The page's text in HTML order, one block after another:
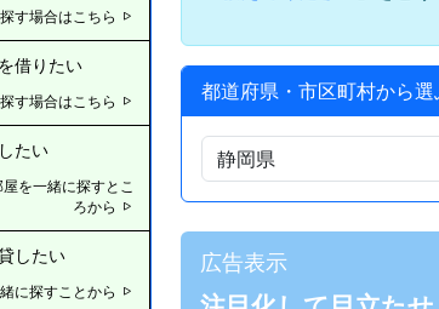
す場合はこちら
借りたい
す場合はこちら
たい
を一緒に探すとこ
ろから
したい
に探すことから
都道府県・市区町村から選
広告表示